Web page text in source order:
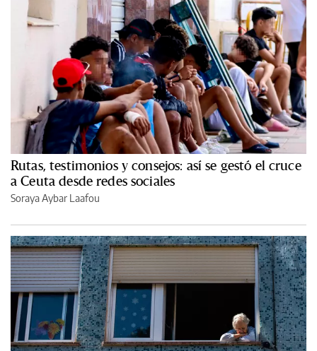
Rutas, testimonios y consejos: así se gestó el cruce
a Ceuta desde redes sociales
Soraya Aybar Laafou